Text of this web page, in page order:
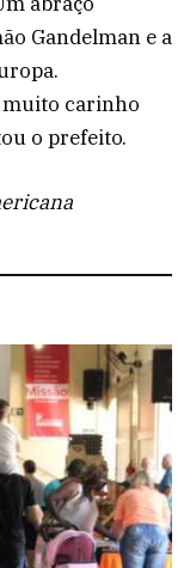
Gandelman e a
carinho
o prefeito.